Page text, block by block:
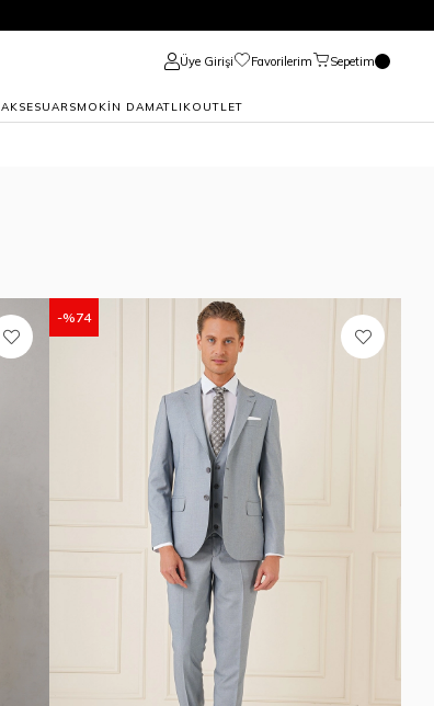
Üye Girişi Favorilerim Sepetim
AKSESUAR SMOKİN DAMATLIKOUTLET
%74